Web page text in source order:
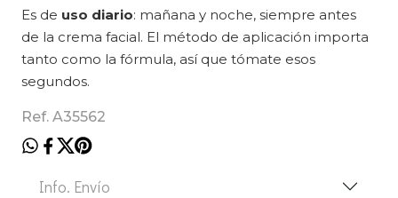
Es de uso diario: mañana y noche, siempre antes
de la crema facial. El método de aplicación importa
tanto como la fórmula, así que tómate esos
segundos.
Ref. A35562
Info. Envío